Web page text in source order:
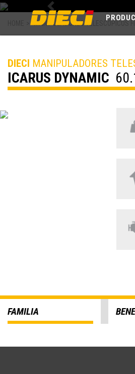
Previous
MANIPULADORES TELESCOPICOS
DIECI MANIPULADORES
ICARUS DYNAMIC
FAMILIA